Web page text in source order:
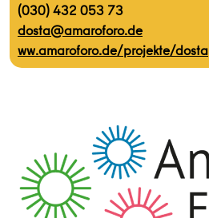
(030) 432 053 73
dosta@amaroforo.de
ww.amaroforo.de/projekte/dosta